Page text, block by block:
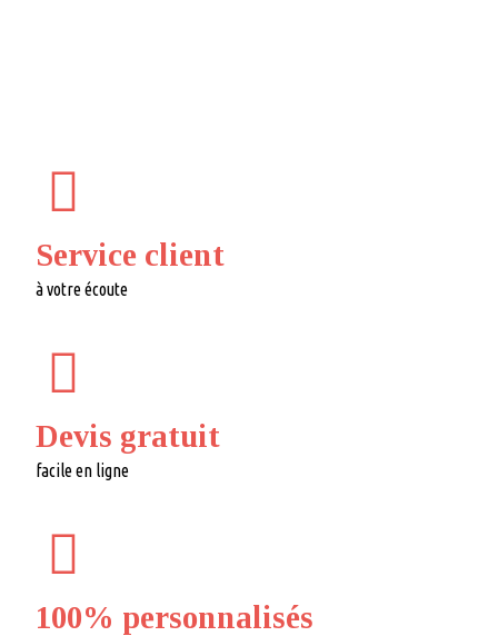
Service client
à votre écoute
Devis gratuit
facile en ligne
100% personnalisés